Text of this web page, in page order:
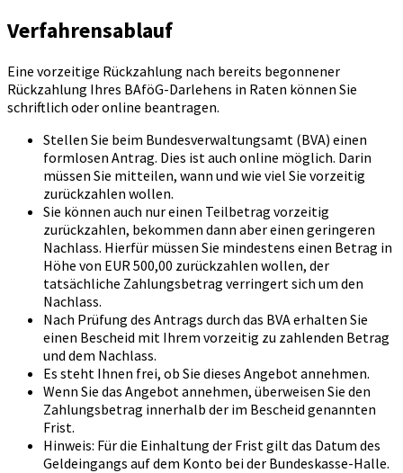
Verfahrensablauf
Eine vorzeitige Rückzahlung nach bereits begonnener
Rückzahlung Ihres BAföG-Darlehens in Raten können Sie
schriftlich oder online beantragen.
Stellen Sie beim Bundesverwaltungsamt (BVA) einen
formlosen Antrag. Dies ist auch online möglich. Darin
müssen Sie mitteilen, wann und wie viel Sie vorzeitig
zurückzahlen wollen.
Sie können auch nur einen Teilbetrag vorzeitig
zurückzahlen, bekommen dann aber einen geringeren
Nachlass. Hierfür müssen Sie mindestens einen Betrag in
Höhe von EUR 500,00 zurückzahlen wollen, der
tatsächliche Zahlungsbetrag verringert sich um den
Nachlass.
Nach Prüfung des Antrags durch das BVA erhalten Sie
einen Bescheid mit Ihrem vorzeitig zu zahlenden Betrag
und dem Nachlass.
Es steht Ihnen frei, ob Sie dieses Angebot annehmen.
Wenn Sie das Angebot annehmen, überweisen Sie den
Zahlungsbetrag innerhalb der im Bescheid genannten
Frist.
Hinweis: Für die Einhaltung der Frist gilt das Datum des
Geldeingangs auf dem Konto bei der Bundeskasse-Halle.